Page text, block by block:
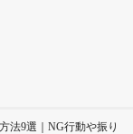
法9選｜NG行動や振り